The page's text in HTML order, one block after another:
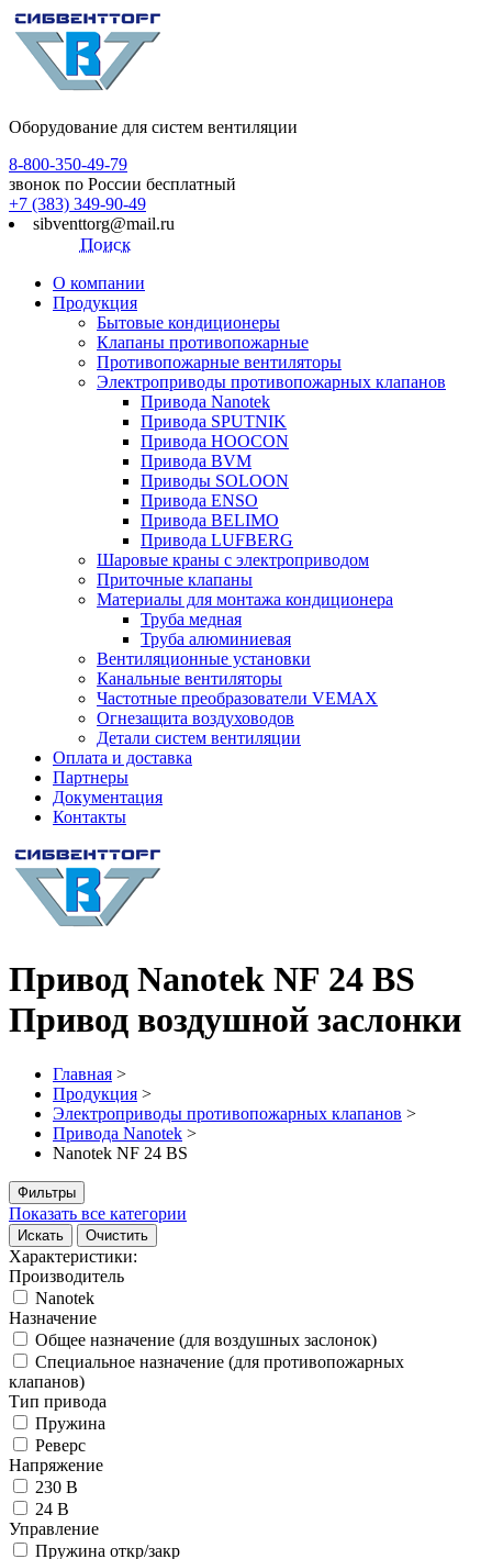
Оборудование для систем вентиляции
8-800-350-49-79
звонок по России бесплатный
+7 (383) 349-90-49
sibventtorg@mail.ru
Поиск
О компании
Продукция
Бытовые кондиционеры
Клапаны противопожарные
Противопожарные вентиляторы
Электроприводы противопожарных клапанов
Привода Nanotek
Привода SPUTNIK
Привода HOOCON
Привода BVM
Приводы SOLOON
Привода ENSO
Привода BELIMO
Привода LUFBERG
Шаровые краны с электроприводом
Приточные клапаны
Материалы для монтажа кондиционера
Труба медная
Труба алюминиевая
Вентиляционные установки
Канальные вентиляторы
Частотные преобразователи VEMAX
Огнезащита воздуховодов
Детали систем вентиляции
Оплата и доставка
Партнеры
Документация
Контакты
Привод Nanotek NF 24 BS
Привод воздушной заслонки
Главная >
Продукция >
Электроприводы противопожарных клапанов >
Привода Nanotek >
Nanotek NF 24 BS
Фильтры
Показать все категории
Искать Очистить
Характеристики:
Производитель
Nanotek
Назначение
Общее назначение (для воздушных заслонок)
Специальное назначение (для противопожарных
клапанов)
Тип привода
Пружина
Реверс
Напряжение
230 В
24 В
Управление
Пружина откр/закр